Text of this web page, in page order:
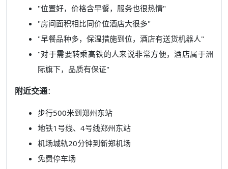
"位置好，价格含早餐，服务也很热情"
"房间面积相比同价位酒店大很多"
"早餐品种多，保温措施到位，酒店有送货机器人"
"对于需要转乘高铁的人来说非常方便，酒店属于洲
际旗下，品质有保证"
附近交通：
步行500米到郑州东站
地铁1号线、4号线郑州东站
机场城轨20分钟到新郑机场
免费停车场